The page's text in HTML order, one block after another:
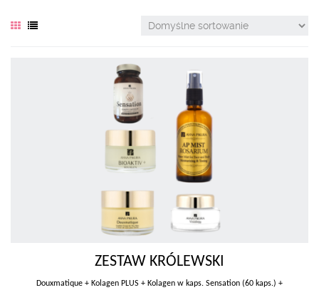
ZESTAW KRÓLEWSKI
Douxmatique + Kolagen PLUS + Kolagen w kaps. Sensation (60 kaps.) +